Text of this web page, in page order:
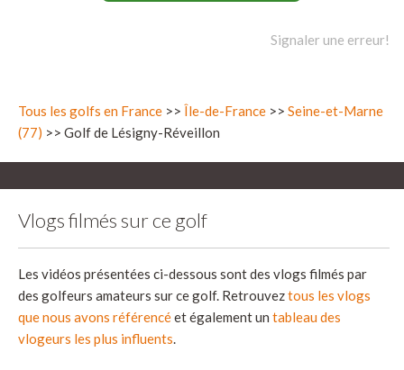
Signaler une erreur!
Tous les golfs en France >> Île-de-France >> Seine-et-Marne
(77) >> Golf de Lésigny-Réveillon
Vlogs filmés sur ce golf
Les vidéos présentées ci-dessous sont des vlogs filmés par
des golfeurs amateurs sur ce golf. Retrouveztous les vlogs
que nous avons référencéet également un tableau des
vlogeurs les plus influents.